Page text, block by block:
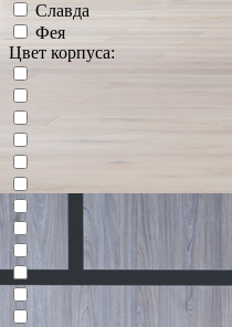
Славда
Фея
Цвет корпуса: